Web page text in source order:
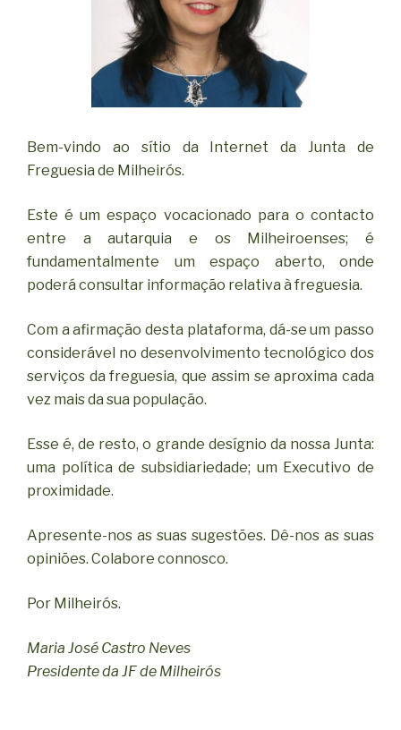
Bem-vindo ao sítio da Internet da Junta de
Freguesia de Milheirós.
Este é um espaço vocacionado para o contacto
entre a autarquia e os Milheiroenses; é
fundamentalmente um espaço aberto, onde
poderá consultar informação relativa à freguesia.
Com a afirmação desta plataforma, dá-se um passo
considerável no desenvolvimento tecnológico dos
serviços da freguesia, que assim se aproxima cada
vez mais da sua população.
Esse é, de resto, o grande desígnio da nossa Junta:
uma política de subsidiariedade; um Executivo de
proximidade.
Apresente-nos as suas sugestões. Dê-nos as suas
opiniões. Colabore connosco.
Por Milheirós.
Maria José Castro Neves
Presidente da JF de Milheirós